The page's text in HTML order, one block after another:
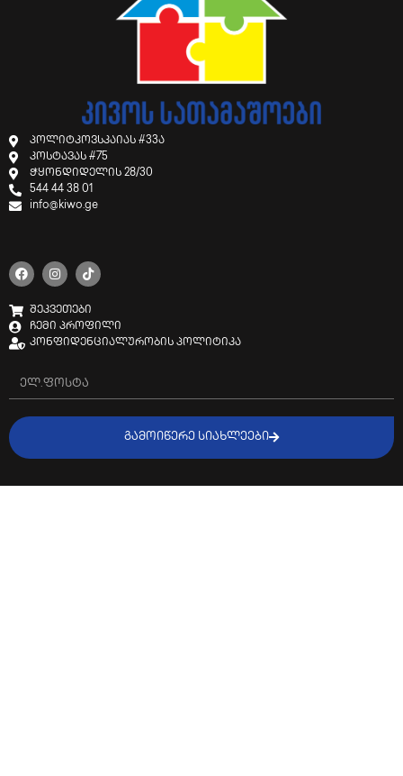
პოლიტკოვსკაიას #33ა
კოსტავას #75
ჭყონდიდელის 28/30
544 44 38 01
info@kiwo.ge
შეკვეთები
ჩემი პროფილი
კონფიდენციალურობის პოლიტიკა
ᲒᲐᲛᲝᲘᲬᲔᲠᲔ ᲡᲘᲐᲮᲚᲔᲔᲑᲘ